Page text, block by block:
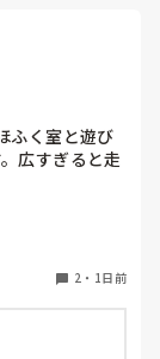
ふく室と遊び
広すぎると走
てパーテーシ
れたり、つか
たりで危険で
柔軟に移動す
動が大変で使
怖い思いをし
2 ・ 1日前